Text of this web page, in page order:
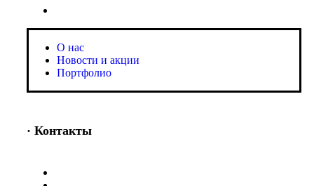
O нас
Новости и акции
Портфолио
· Контакты